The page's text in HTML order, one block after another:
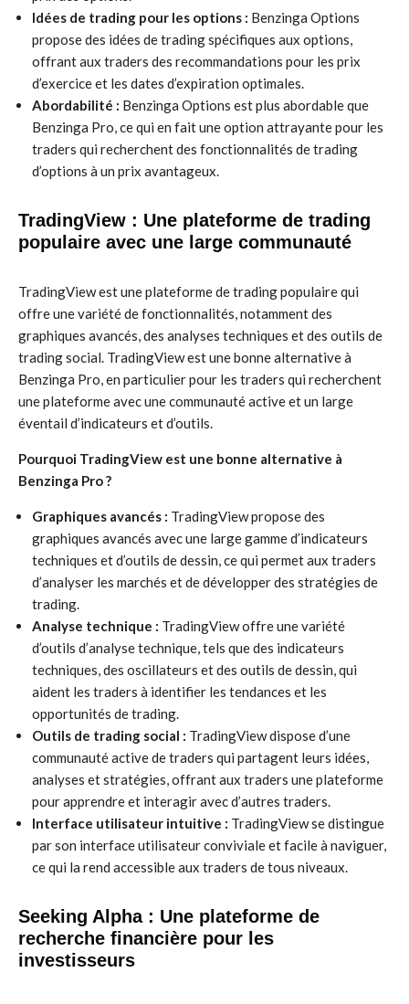
Idées de trading pour les options : Benzinga Options
propose des idées de trading spécifiques aux options,
offrant aux traders des recommandations pour les prix
d’exercice et les dates d’expiration optimales.
Abordabilité : Benzinga Options est plus abordable que
Benzinga Pro, ce qui en fait une option attrayante pour les
traders qui recherchent des fonctionnalités de trading
d’options à un prix avantageux.
TradingView : Une plateforme de trading
populaire avec une large communauté
TradingView est une plateforme de trading populaire qui
offre une variété de fonctionnalités, notamment des
graphiques avancés, des analyses techniques et des outils de
trading social. TradingView est une bonne alternative à
Benzinga Pro, en particulier pour les traders qui recherchent
une plateforme avec une communauté active et un large
éventail d’indicateurs et d’outils.
Pourquoi TradingView est une bonne alternative à
Benzinga Pro ?
Graphiques avancés : TradingView propose des
graphiques avancés avec une large gamme d’indicateurs
techniques et d’outils de dessin, ce qui permet aux traders
d’analyser les marchés et de développer des stratégies de
trading.
Analyse technique : TradingView offre une variété
d’outils d’analyse technique, tels que des indicateurs
techniques, des oscillateurs et des outils de dessin, qui
aident les traders à identifier les tendances et les
opportunités de trading.
Outils de trading social : TradingView dispose d’une
communauté active de traders qui partagent leurs idées,
analyses et stratégies, offrant aux traders une plateforme
pour apprendre et interagir avec d’autres traders.
Interface utilisateur intuitive : TradingView se distingue
par son interface utilisateur conviviale et facile à naviguer,
ce qui la rend accessible aux traders de tous niveaux.
Seeking Alpha : Une plateforme de
recherche financière pour les
investisseurs